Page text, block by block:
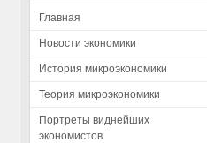
Главная
Новости экономики
История микроэкономики
Теория микроэкономики
Портреты виднейших
экономистов